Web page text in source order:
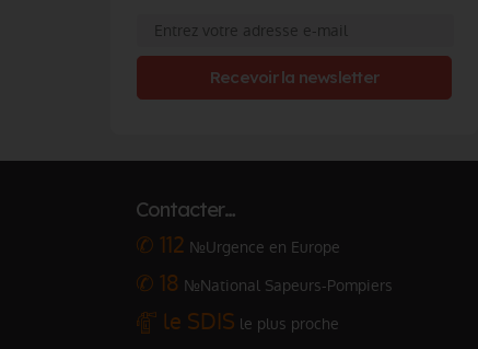
Recevoir la newsletter
Contacter…
✆ 112 №Urgence en Europe
✆ 18 №National Sapeurs-Pompiers
le SDIS le plus proche